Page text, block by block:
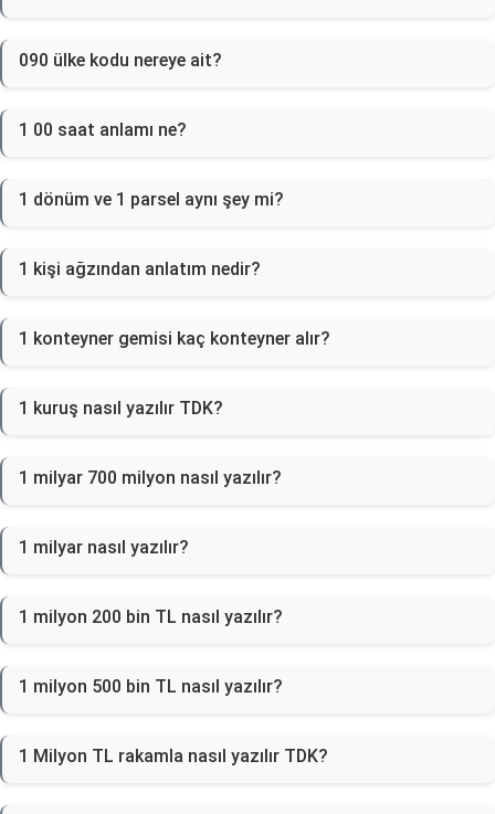
090 ülke kodu nereye ait?
1 00 saat anlamı ne?
1 dönüm ve 1 parsel aynı şey mi?
1 kişi ağzından anlatım nedir?
1 konteyner gemisi kaç konteyner alır?
1 kuruş nasıl yazılır TDK?
1 milyar 700 milyon nasıl yazılır?
1 milyar nasıl yazılır?
1 milyon 200 bin TL nasıl yazılır?
1 milyon 500 bin TL nasıl yazılır?
1 Milyon TL rakamla nasıl yazılır TDK?